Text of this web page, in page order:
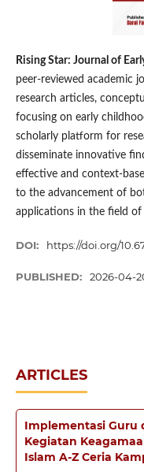
Rising Star: Journal of
peer-reviewed academic
research articles,
focusing on early
scholarly platform for
disseminate innovative
effective and context-
to the advancement of
applications in the field
DOI: https://doi.org/
PUBLISHED: 2026-04-
ARTICLES
Implementasi Guru
Kegiatan
Islam A-Z Ceria